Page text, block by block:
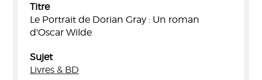
Titre
Le Portrait de Dorian Gray : Un roman
d'Oscar Wilde
Sujet
Livres & BD